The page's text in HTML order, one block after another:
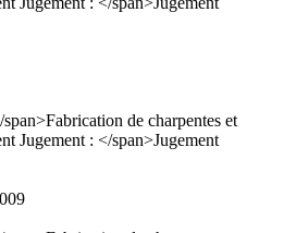
de charpentes et
Jugement : </span>Jugement